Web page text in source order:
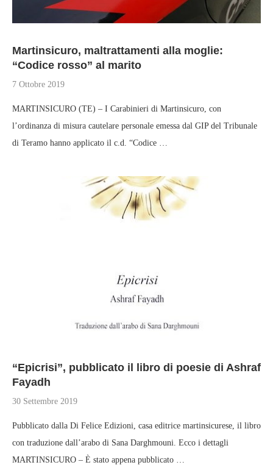
Martinsicuro, maltrattamenti alla moglie:
“Codice rosso” al marito
7 Ottobre 2019
MARTINSICURO (TE) – I Carabinieri di Martinsicuro, con
l’ordinanza di misura cautelare personale emessa dal GIP del Tribunale
di Teramo hanno applicato il c.d. “Codice …
“Epicrisi”, pubblicato il libro di poesie di Ashraf
Fayadh
30 Settembre 2019
Pubblicato dalla Di Felice Edizioni, casa editrice martinsicurese, il libro
con traduzione dall’arabo di Sana Darghmouni. Ecco i dettagli
MARTINSICURO – È stato appena pubblicato …